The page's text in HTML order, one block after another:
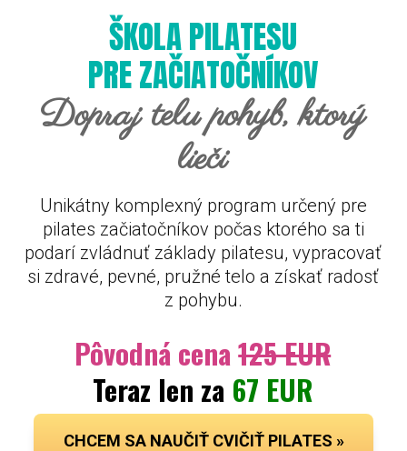
ŠKOLA PILATESU
PRE ZAČIATOČNÍKOV
Dopraj telu pohyb, ktorý
lieči
Unikátny komplexný program určený pre
pilates začiatočníkov počas ktorého sa ti
podarí zvládnuť základy pilatesu, vypracovať
si zdravé, pevné, pružné telo a získať radosť
z pohybu.
Pôvodná cena125 EUR
Teraz len za 67 EUR
CHCEM SA NAUČIŤ CVIČIŤ PILATES »